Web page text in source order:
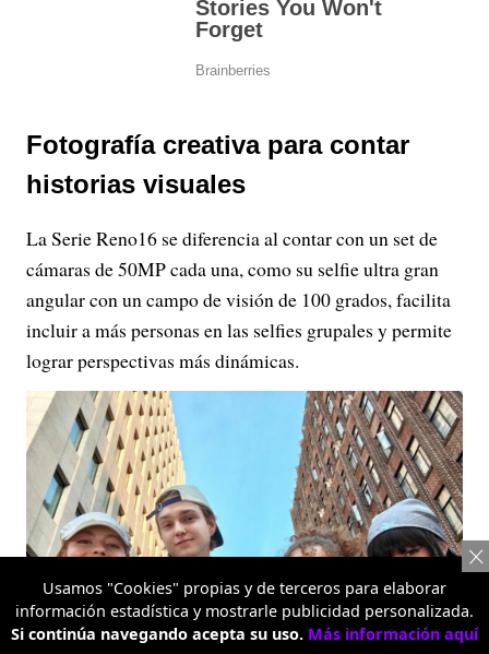
Fotografía creativa para contar
historias visuales
La Serie Reno16 se diferencia al contar con un set de
cámaras de 50MP cada una, como su selfie ultra gran
angular con un campo de visión de 100 grados, facilita
incluir a más personas en las selfies grupales y permite
lograr perspectivas más dinámicas.
Usamos "Cookies" propias y de terceros para elaborar
información estadística y mostrarle publicidad personalizada.
Si continúa navegando acepta su uso. Más información aquí